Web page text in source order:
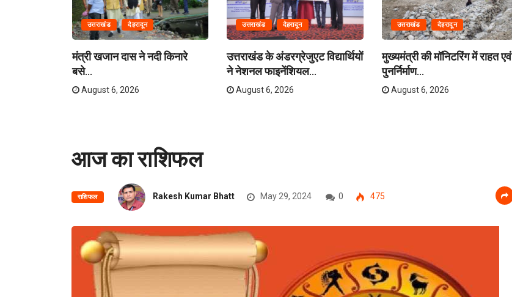
उत्तराखंड देहरादून
मंत्री खजान दास ने नदी किनारे
बसे...
August 6, 2026
उत्तराखंड देहरादून
उत्तराखंड के अंडरग्रेजुएट विद्यार्थियों
ने नेशनल फाइनेंशियल...
August 6, 2026
उत्तराखंड देहरादून
मुख्यमंत्री की मॉनिटरिंग में राहत एवं
पुनर्निर्माण...
August 6, 2026
आज का राशिफल
राशिफल Rakesh Kumar Bhatt May 29, 2024 0 475